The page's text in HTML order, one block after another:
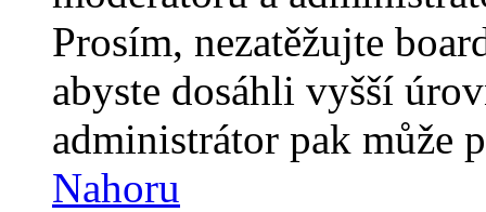
Prosím, nezatěžujte
abyste dosáhli vyšší
administrátor pak může
Nahoru